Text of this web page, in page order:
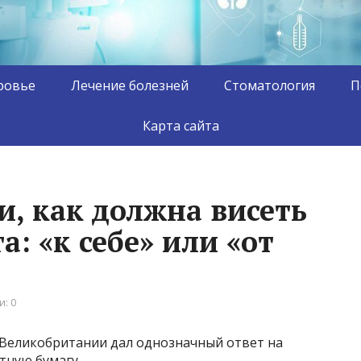
Лечение болезней Стоматология
Карта сайта
как должна висеть
«к себе» или «от
0
дал однозначный ответ на